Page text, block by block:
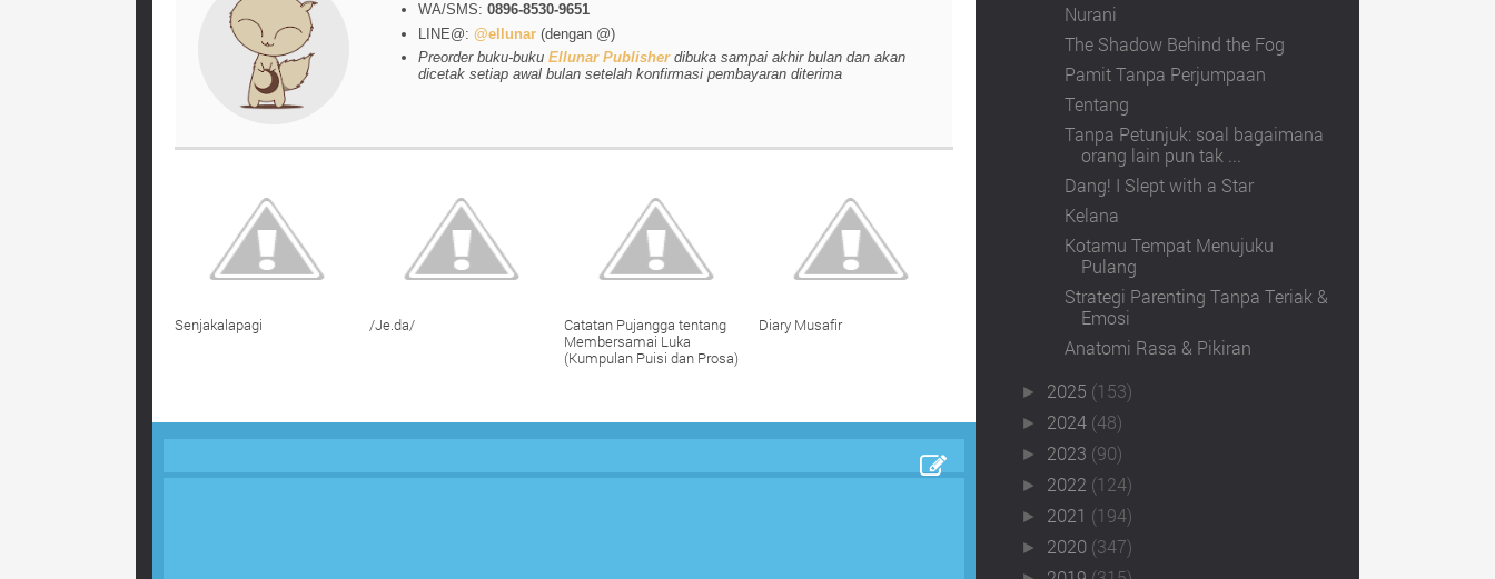
WA/SMS:0896-8530-9651
LINE@:@ellunar (dengan @)
Preorder buku-bukuEllunar Publisherdibuka sampai akhir bulan dan akan
dicetak setiap awal bulan setelah konfirmasi pembayaran diterima
Senjakalapagi /Je.da/
Catatan Pujangga tentang
Membersamai Luka
(Kumpulan Puisi dan Prosa)
Diary Musafir
Nurani
The Shadow Behind the Fog
Pamit Tanpa Perjumpaan
Tentang
Tanpa Petunjuk: soal bagaimana
orang lain pun tak ...
Dang! I Slept with a Star
Kelana
Kotamu Tempat Menujuku
Pulang
Strategi Parenting Tanpa Teriak &
Emosi
Anatomi Rasa & Pikiran
► 2025 (153)
► 2024 (48)
► 2023 (90)
► 2022 (124)
► 2021 (194)
► 2020 (347)